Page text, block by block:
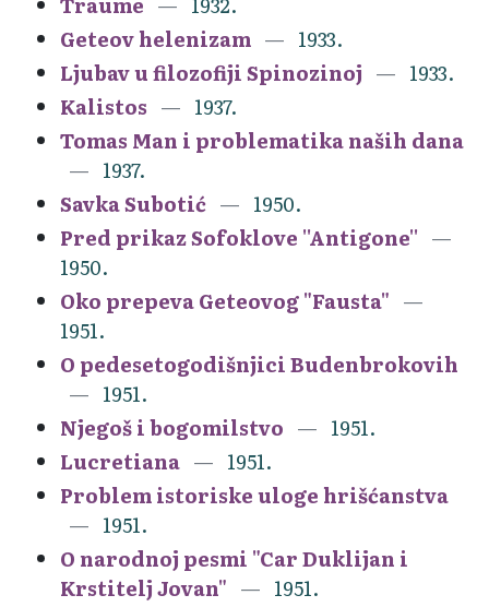
Geteov helenizam
1933.
Ljubav u filozofiji Spinozinoj
1933.
Kalistos
1937.
Tomas Man i problematika naših dana
1937.
Savka Subotić
1950.
Pred prikaz Sofoklove ''Antigone''
1950.
Oko prepeva Geteovog "Fausta"
1951.
O pedesetogodišnjici Budenbrokovih
1951.
Njegoš i bogomilstvo
1951.
Lucretiana
1951.
Problem istoriske uloge hrišćanstva
1951.
O narodnoj pesmi "Car Duklijan i
Krstitelj Jovan"
1951.